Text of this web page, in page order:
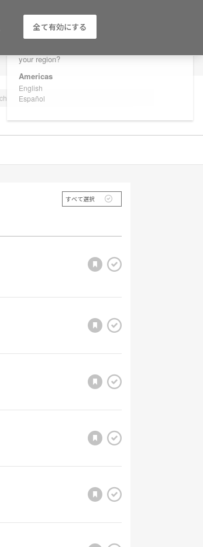
Are you in United States?
your region?
Americas
English
Español
すべて選択
全て有効にする